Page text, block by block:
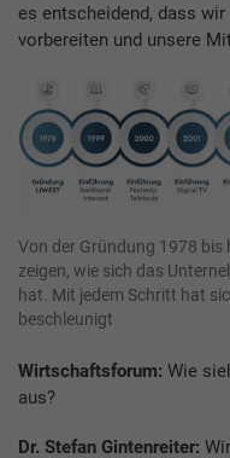
es entscheidend, dass
vorbereiten und unsere
Von der Gründung 1978 bis
zeigen, wie sich das
hat. Mit jedem Schritt hat
beschleunigt
Wirtschaftsforum: Wie
aus?
Dr. Stefan Gintenreiter: